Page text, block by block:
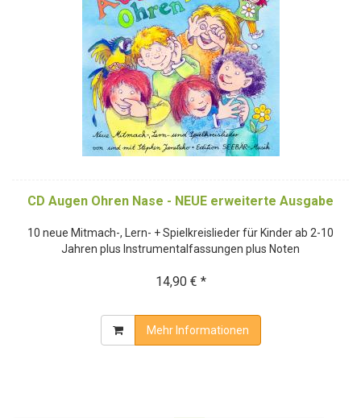
CD Augen Ohren Nase - NEUE erweiterte Ausgabe
10 neue Mitmach-, Lern- + Spielkreislieder für Kinder ab 2-10
Jahren plus Instrumentalfassungen plus Noten
14,90 € *
Mehr Informationen